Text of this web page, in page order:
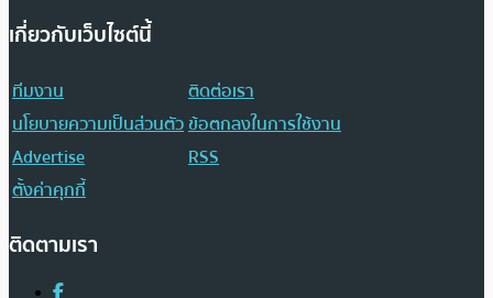
เกี่ยวกับเว็บไซต์นี้
ทีมงาน
ติดต่อเรา
นโยบายความเป็นส่วนตัวข้อตกลงในการใช้งาน
Advertise
RSS
ตั้งค่าคุกกี้
ติดตามเรา